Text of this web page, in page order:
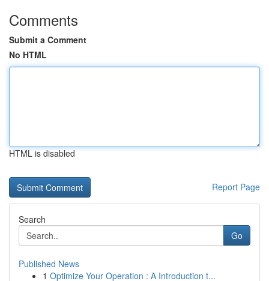
Comments
Submit a Comment
No HTML
HTML is disabled
Report Page
Search
Go
Published News
1 Optimize Your Operation : A Introduction t...